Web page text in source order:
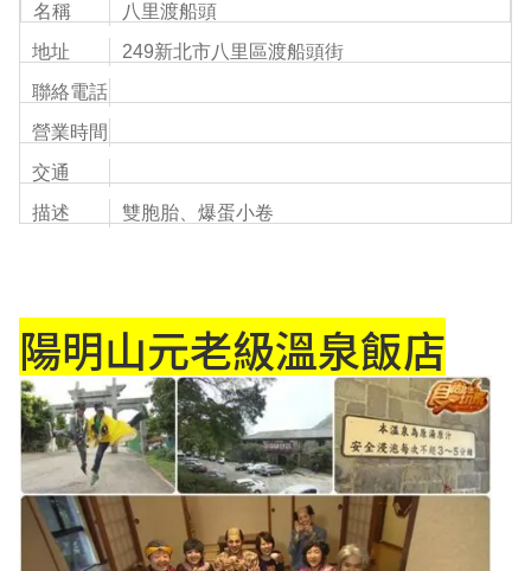
名稱
八里渡船頭
地址
249新北市八里區渡船頭街
聯絡電話
營業時間
交通
描述
雙胞胎、爆蛋小卷
陽明山元老級溫泉飯店